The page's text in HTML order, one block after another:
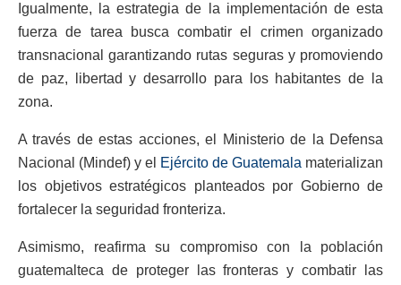
Igualmente, la estrategia de la implementación de esta
fuerza de tarea busca combatir el crimen organizado
transnacional garantizando rutas seguras y promoviendo
de paz, libertad y desarrollo para los habitantes de la
zona.
A través de estas acciones, el Ministerio de la Defensa
Nacional (Mindef) y el Ejército de Guatemala materializan
los objetivos estratégicos planteados por Gobierno de
fortalecer la seguridad fronteriza.
Asimismo, reafirma su compromiso con la población
guatemalteca de proteger las fronteras y combatir las